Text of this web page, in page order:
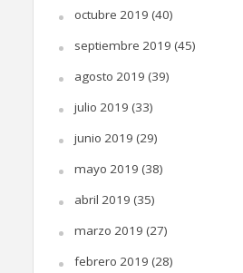
octubre 2019 (40)
septiembre 2019 (45)
agosto 2019 (39)
julio 2019 (33)
junio 2019 (29)
mayo 2019 (38)
abril 2019 (35)
marzo 2019 (27)
febrero 2019 (28)